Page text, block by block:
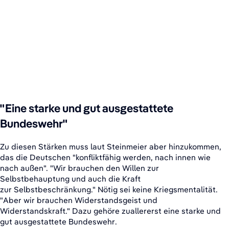
"Eine starke und gut ausgestattete
Bundeswehr"
Zu diesen Stärken muss laut Steinmeier aber hinzukommen,
das die Deutschen "konfliktfähig werden, nach innen wie
nach außen". "Wir brauchen den Willen zur
Selbstbehauptung und auch die Kraft
zur Selbstbeschränkung." Nötig sei keine Kriegsmentalität.
"Aber wir brauchen Widerstandsgeist und
Widerstandskraft." Dazu gehöre zuallererst eine starke und
gut ausgestattete Bundeswehr.